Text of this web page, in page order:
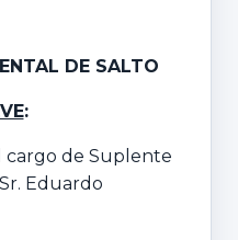
DE SALTO
:
cargo de Suplente
Eduardo